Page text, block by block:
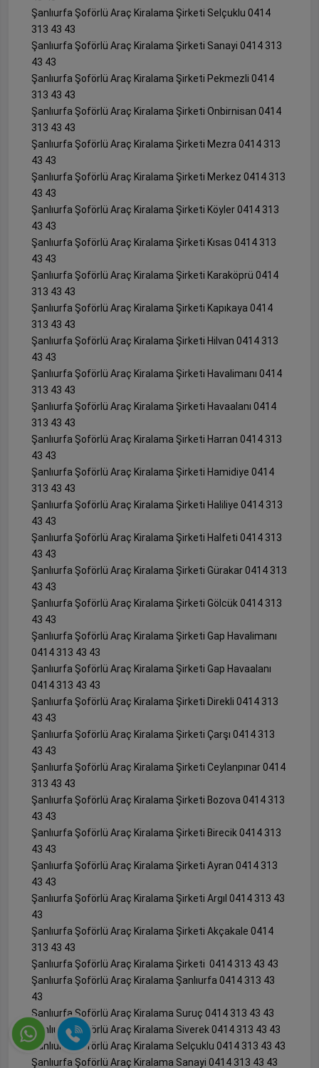
Şanlıurfa Şoförlü Araç Kiralama Şirketi Selçuklu 0414
313 43 43
Şanlıurfa Şoförlü Araç Kiralama Şirketi Sanayi 0414 313
43 43
Şanlıurfa Şoförlü Araç Kiralama Şirketi Pekmezli 0414
313 43 43
Şanlıurfa Şoförlü Araç Kiralama Şirketi Onbirnisan 0414
313 43 43
Şanlıurfa Şoförlü Araç Kiralama Şirketi Mezra 0414 313
43 43
Şanlıurfa Şoförlü Araç Kiralama Şirketi Merkez 0414 313
43 43
Şanlıurfa Şoförlü Araç Kiralama Şirketi Köyler 0414 313
43 43
Şanlıurfa Şoförlü Araç Kiralama Şirketi Kısas 0414 313
43 43
Şanlıurfa Şoförlü Araç Kiralama Şirketi Karaköprü 0414
313 43 43
Şanlıurfa Şoförlü Araç Kiralama Şirketi Kapıkaya 0414
313 43 43
Şanlıurfa Şoförlü Araç Kiralama Şirketi Hilvan 0414 313
43 43
Şanlıurfa Şoförlü Araç Kiralama Şirketi Havalimanı 0414
313 43 43
Şanlıurfa Şoförlü Araç Kiralama Şirketi Havaalanı 0414
313 43 43
Şanlıurfa Şoförlü Araç Kiralama Şirketi Harran 0414 313
43 43
Şanlıurfa Şoförlü Araç Kiralama Şirketi Hamidiye 0414
313 43 43
Şanlıurfa Şoförlü Araç Kiralama Şirketi Haliliye 0414 313
43 43
Şanlıurfa Şoförlü Araç Kiralama Şirketi Halfeti 0414 313
43 43
Şanlıurfa Şoförlü Araç Kiralama Şirketi Gürakar 0414 313
43 43
Şanlıurfa Şoförlü Araç Kiralama Şirketi Gölcük 0414 313
43 43
Şanlıurfa Şoförlü Araç Kiralama Şirketi Gap Havalimanı
0414 313 43 43
Şanlıurfa Şoförlü Araç Kiralama Şirketi Gap Havaalanı
0414 313 43 43
Şanlıurfa Şoförlü Araç Kiralama Şirketi Direkli 0414 313
43 43
Şanlıurfa Şoförlü Araç Kiralama Şirketi Çarşı 0414 313
43 43
Şanlıurfa Şoförlü Araç Kiralama Şirketi Ceylanpınar 0414
313 43 43
Şanlıurfa Şoförlü Araç Kiralama Şirketi Bozova 0414 313
43 43
Şanlıurfa Şoförlü Araç Kiralama Şirketi Birecik 0414 313
43 43
Şanlıurfa Şoförlü Araç Kiralama Şirketi Ayran 0414 313
43 43
Şanlıurfa Şoförlü Araç Kiralama Şirketi Argıl 0414 313 43
43
Şanlıurfa Şoförlü Araç Kiralama Şirketi Akçakale 0414
313 43 43
Şanlıurfa Şoförlü Araç Kiralama Şirketi 0414 313 43 43
Şanlıurfa Şoförlü Araç Kiralama Şanlıurfa 0414 313 43
43
Şanlıurfa Şoförlü Araç Kiralama Suruç 0414 313 43 43
Şanlıurfa Şoförlü Araç Kiralama Siverek 0414 313 43 43
Şanlıurfa Şoförlü Araç Kiralama Selçuklu 0414 313 43 43
Şanlıurfa Şoförlü Araç Kiralama Sanayi 0414 313 43 43